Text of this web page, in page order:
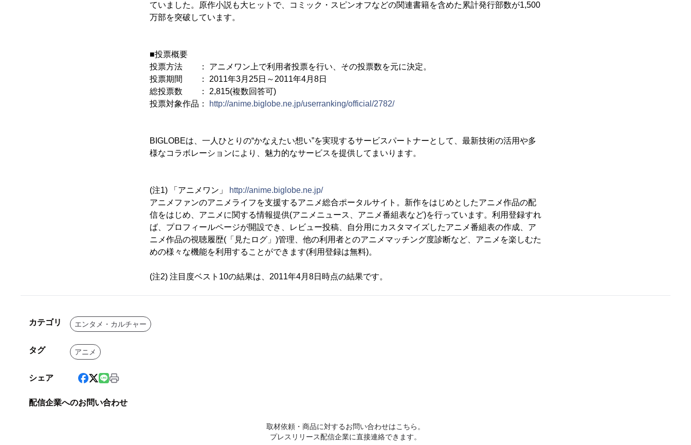
ていました。原作小説も大ヒットで、コミック・スピンオフなどの関連書籍を含めた累計発行部数が1,500
万部を突破しています。
■投票概要
投票方法 ： アニメワン上で利用者投票を行い、その投票数を元に決定。
投票期間 ： 2011年3月25日～2011年4月8日
総投票数 ： 2,815(複数回答可)
投票対象作品：
http://anime.biglobe.ne.jp/userranking/official/2782/
BIGLOBEは、一人ひとりの“かなえたい想い”を実現するサービスパートナーとして、最新技術の活用や多
様なコラボレーションにより、魅力的なサービスを提供してまいります。
(注1) 「アニメワン」
http://anime.biglobe.ne.jp/
アニメファンのアニメライフを支援するアニメ総合ポータルサイト。新作をはじめとしたアニメ作品の配
信をはじめ、アニメに関する情報提供(アニメニュース、アニメ番組表など)を行っています。利用登録すれ
ば、プロフィールページが開設でき、レビュー投稿、自分用にカスタマイズしたアニメ番組表の作成、ア
ニメ作品の視聴履歴(「見たログ」)管理、他の利用者とのアニメマッチング度診断など、アニメを楽しむた
めの様々な機能を利用することができます(利用登録は無料)。
(注2) 注目度ベスト10の結果は、2011年4月8日時点の結果です。
カテゴリ エンタメ・カルチャー
タグ アニメ
シェア
配信企業へのお問い合わせ
取材依頼・商品に対するお問い合わせはこちら。
プレスリリース配信企業に直接連絡できます。